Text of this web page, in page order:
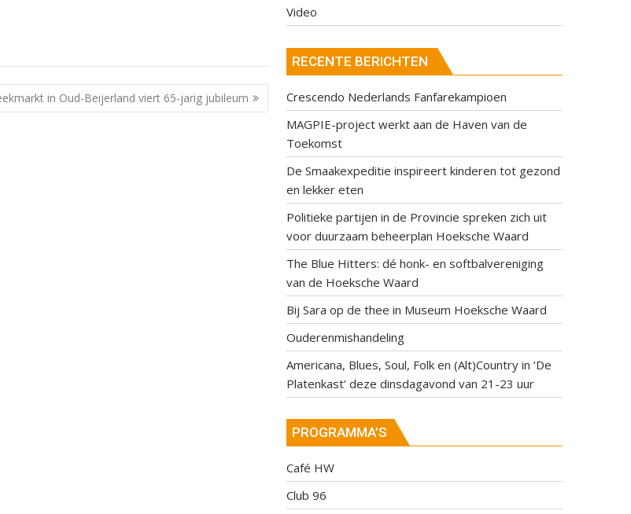
in Oud-Beijerland viert 65-jarig jubileum
Video
RECENTE BERICHTEN
Crescendo Nederlands Fanfarekampioen
MAGPIE-project werkt aan de Haven van de
Toekomst
De Smaakexpeditie inspireert kinderen tot gezond
en lekker eten
Politieke partijen in de Provincie spreken zich uit
voor duurzaam beheerplan Hoeksche Waard
The Blue Hitters: dé honk- en softbalvereniging
van de Hoeksche Waard
Bij Sara op de thee in Museum Hoeksche Waard
Ouderenmishandeling
Americana, Blues, Soul, Folk en (Alt)Country in ‘De
Platenkast’ deze dinsdagavond van 21-23 uur
PROGRAMMA’S
Café HW
Club 96